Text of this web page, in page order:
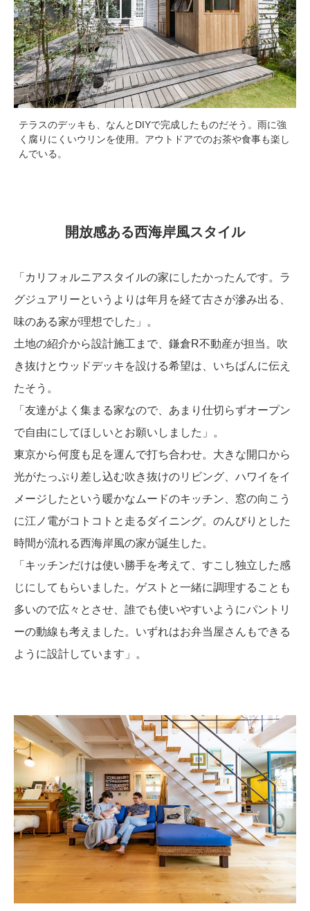
テラスのデッキも、なんとDIYで完成したものだそう。雨に強
く腐りにくいウリンを使用。アウトドアでのお茶や食事も楽し
んでいる。
開放感ある西海岸風スタイル
「カリフォルニアスタイルの家にしたかったんです。ラ
グジュアリーというよりは年月を経て古さが滲み出る、
味のある家が理想でした」。
土地の紹介から設計施工まで、鎌倉R不動産が担当。吹
き抜けとウッドデッキを設ける希望は、いちばんに伝え
たそう。
「友達がよく集まる家なので、あまり仕切らずオープン
で自由にしてほしいとお願いしました」。
東京から何度も足を運んで打ち合わせ。大きな開口から
光がたっぷり差し込む吹き抜けのリビング、ハワイをイ
メージしたという暖かなムードのキッチン、窓の向こう
に江ノ電がコトコトと走るダイニング。のんびりとした
時間が流れる西海岸風の家が誕生した。
「キッチンだけは使い勝手を考えて、すこし独立した感
じにしてもらいました。ゲストと一緒に調理することも
多いので広々とさせ、誰でも使いやすいようにパントリ
ーの動線も考えました。いずれはお弁当屋さんもできる
ように設計しています」。